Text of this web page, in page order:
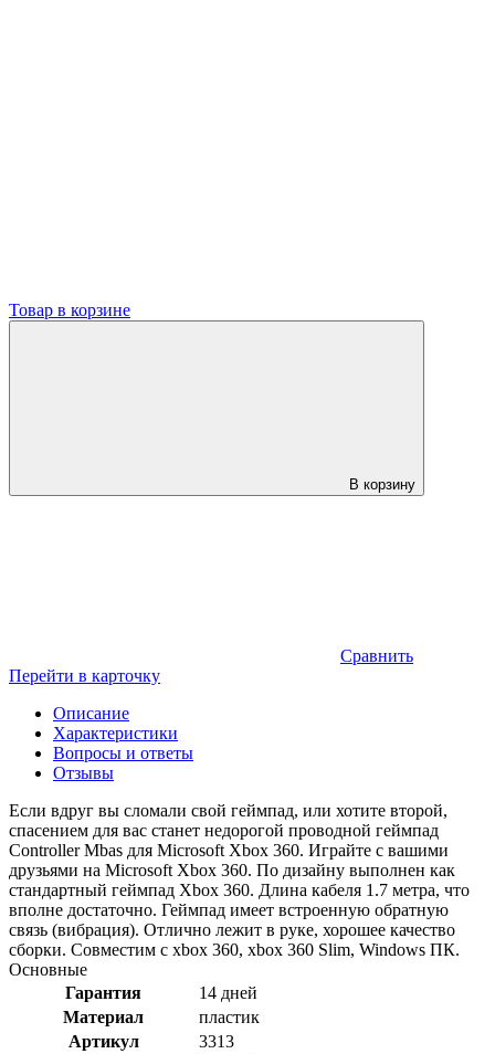
Товар в корзине
В корзину
Сравнить
Перейти в карточку
Описание
Характеристики
Вопросы и ответы
Отзывы
Если вдруг вы сломали свой геймпад, или хотите второй,
спасением для вас станет недорогой проводной геймпад
Controller Mbas для Microsoft Xbox 360. Играйте с вашими
друзьями на Microsoft Xbox 360. По дизайну выполнен как
стандартный геймпад Xbox 360. Длина кабеля 1.7 метра, что
вполне достаточно. Геймпад имеет встроенную обратную
связь (вибрация). Отлично лежит в руке, хорошее качество
сборки. Совместим с xbox 360, xbox 360 Slim, Windows ПК.
Основные
Гарантия
14 дней
Материал
пластик
Артикул
3313